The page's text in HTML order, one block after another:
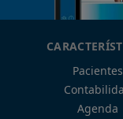
Pacientes
Agenda